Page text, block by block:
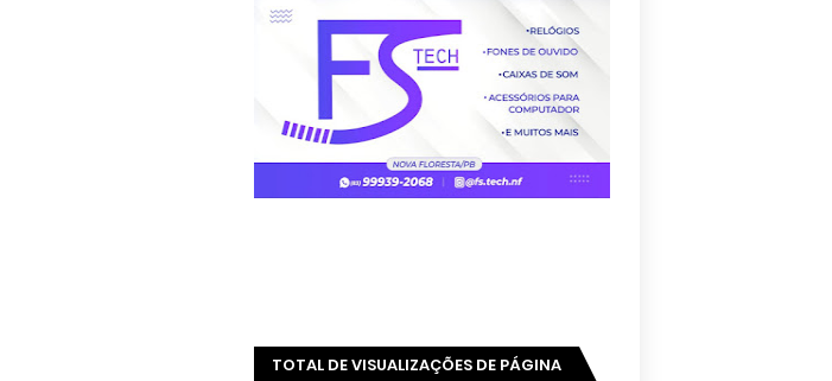
TOTAL DE VISUALIZAÇÕES DE PÁGINA